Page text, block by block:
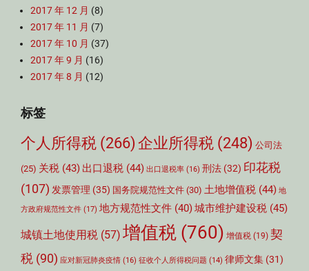
2017 年 12 月 (8)
2017 年 11 月 (7)
2017 年 10 月 (37)
2017 年 9 月 (16)
2017 年 8 月 (12)
标签
个人所得税 (266) 企业所得税 (248) 公司法
(25) 关税 (43) 出口退税 (44) 出口退税率 (16) 刑法 (32) 印花税
(107) 发票管理 (35) 国务院规范性文件 (30) 土地增值税 (44) 地
方政府规范性文件 (17) 地方规范性文件 (40)城市维护建设税 (45)
城镇土地使用税 (57) 增值税 (760) 增值税 (19) 契
税 (90) 应对新冠肺炎疫情 (16) 征收个人所得税问题 (14) 律师文集 (31)